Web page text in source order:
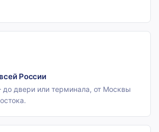
России
двери или терминала, от Москвы